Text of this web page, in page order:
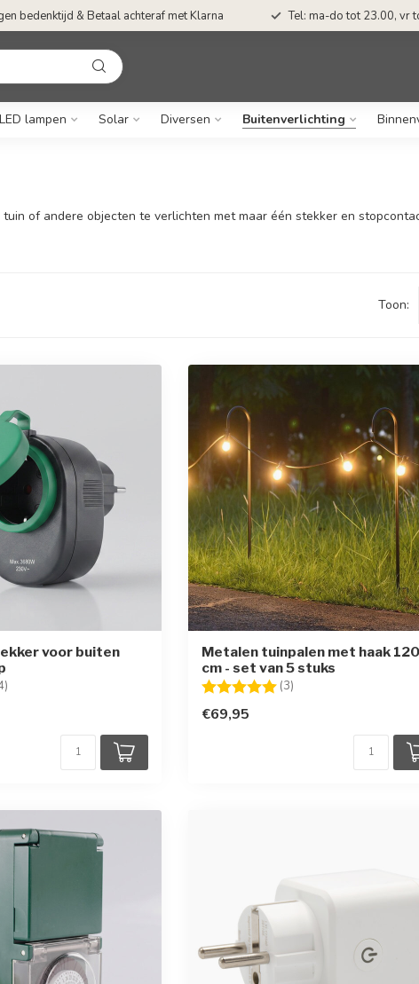
bedenktijd & Betaal achteraf met Klarna Tel: ma-do tot 23.00, vr
LED lampen Solar Diversen Buitenverlichting
of andere objecten te verlichten met maar één stekker en
Toon:
voor buiten
Metalen tuinpalen met haak 120
cm - set van 5 stuks
Beoordeling: (3)
€69,95